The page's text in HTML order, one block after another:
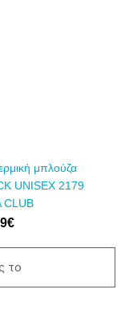
μπλούζα
UNISEX 2179
CLUB
€
το